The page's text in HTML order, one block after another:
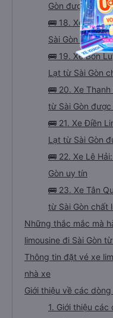
Gòn được đánh
🚌 18. Xe An
Sài Gòn uy tín
🚌 19. Xe Bốn
Lạt từ Sài Gòn
🚌 20. Xe
từ Sài Gòn
🚌 21. Xe Điền
Lạt từ Sài Gòn
🚌 22. Xe Lê
Gòn uy tín
🚌 23. Xe Tân
từ Sài Gòn chất
Những thắc mắc mà
limousine đi Sài Gòn
Thông tin đặt vé xe
nhà xe
Giới thiệu về các
1. Giới thiệu